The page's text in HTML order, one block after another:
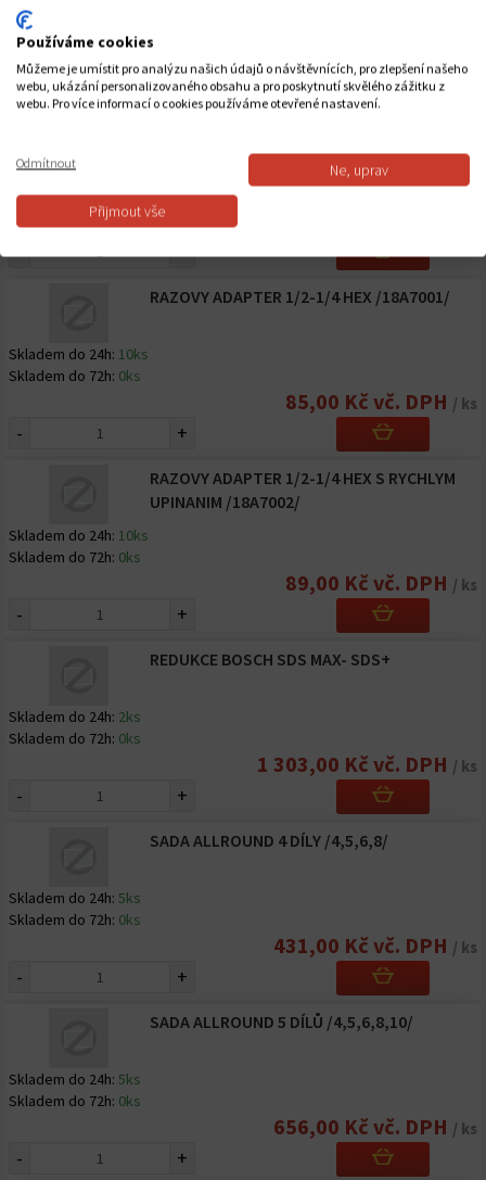
Skladem do 72h:0ks
SACÍ ADAPTÉR SDS PLUS MAKITA 195179-1
Skladem do 24h:
Skladem do 72h:0ks
- +
RAZOVY ADAPTER 1/2-1/4 HEX /18A7001/
Skladem do 24h: 10ks
Skladem do 72h: 0ks
85,00 Kč vč. DPH / ks
- +
RAZOVY ADAPTER 1/2-1/4 HEX S RYCHLYM
UPINANIM /18A7002/
Skladem do 24h: 10ks
Skladem do 72h: 0ks
89,00 Kč vč. DPH / ks
- +
REDUKCE BOSCH SDS MAX- SDS+
Skladem do 24h: 2ks
Skladem do 72h: 0ks
1 303,00 Kč vč. DPH / ks
- +
SADA ALLROUND 4 DÍLY /4,5,6,8/
Skladem do 24h: 5ks
Skladem do 72h: 0ks
431,00 Kč vč. DPH / ks
- +
SADA ALLROUND 5 DÍLŮ /4,5,6,8,10/
Skladem do 24h: 5ks
Skladem do 72h: 0ks
656,00 Kč vč. DPH / ks
- +
Používáme cookies
Můžeme je umístit pro analýzu našich údajů o návštěvnících, pro zlepšení našeho
webu, ukázání personalizovaného obsahu a pro poskytnutí skvělého zážitku z
webu. Pro více informací o cookies používáme otevřené nastavení.
Odmítnout Ne, uprav
Přijmout vše